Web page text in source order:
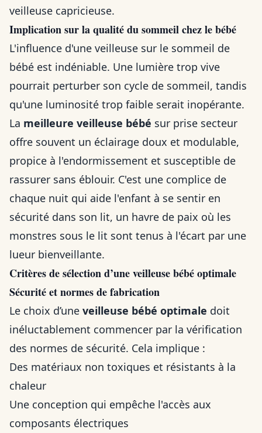
veilleuse capricieuse.
Implication sur la qualité du sommeil chez le bébé
L'influence d'une veilleuse sur le sommeil de
bébé est indéniable. Une lumière trop vive
pourrait perturber son cycle de sommeil, tandis
qu'une luminosité trop faible serait inopérante.
La meilleure veilleuse bébé sur prise secteur
offre souvent un éclairage doux et modulable,
propice à l'endormissement et susceptible de
rassurer sans éblouir. C'est une complice de
chaque nuit qui aide l'enfant à se sentir en
sécurité dans son lit, un havre de paix où les
monstres sous le lit sont tenus à l'écart par une
lueur bienveillante.
Critères de sélection d’une veilleuse bébé optimale
Sécurité et normes de fabrication
Le choix d’une veilleuse bébé optimale doit
inéluctablement commencer par la vérification
des normes de sécurité. Cela implique :
Des matériaux non toxiques et résistants à la
chaleur
Une conception qui empêche l'accès aux
composants électriques